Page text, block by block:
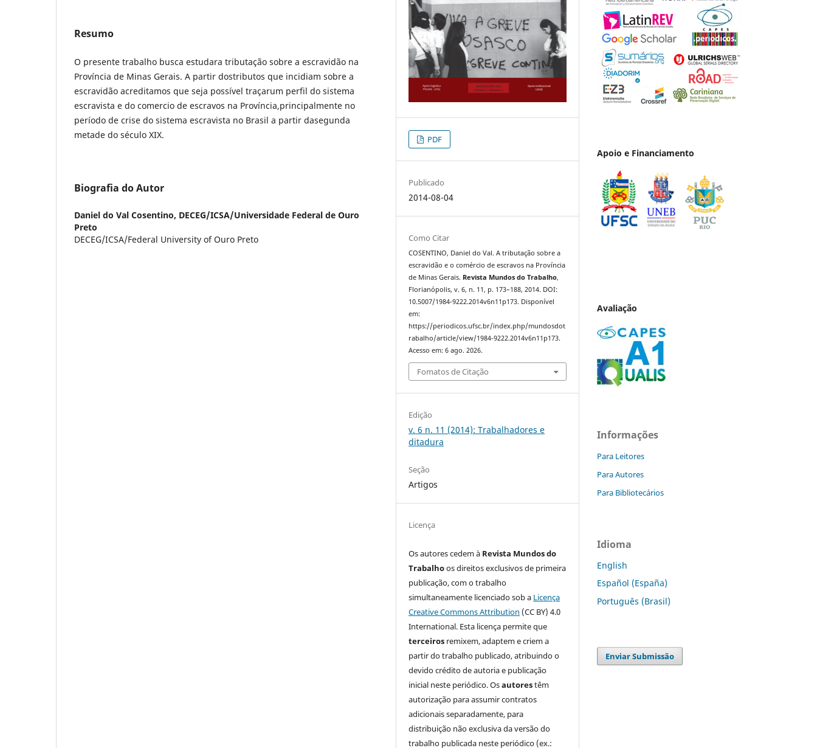
Resumo
O presente trabalho busca estudara tributação sobre a escravidão na
Província de Minas Gerais. A partir dostributos que incidiam sobre a
escravidão acreditamos que seja possível traçarum perfil do sistema
escravista e do comercio de escravos na Província,principalmente no
período de crise do sistema escravista no Brasil a partir dasegunda
metade do século XIX.
Biografia do Autor
Daniel do Val Cosentino, DECEG/ICSA/Universidade Federal de Ouro
Preto
DECEG/ICSA/Federal University of Ouro Preto
PDF
Publicado
2014-08-04
Como Citar
COSENTINO, Daniel do Val. A tributação sobre a
escravidão e o comércio de escravos na Província
de Minas Gerais. Revista Mundos do Trabalho,
Florianópolis, v. 6, n. 11, p. 173–188, 2014. DOI:
10.5007/1984-9222.2014v6n11p173. Disponível
em:
https://periodicos.ufsc.br/index.php/mundosdot
rabalho/article/view/1984-9222.2014v6n11p173.
Acesso em: 6 ago. 2026.
Fomatos de Citação
Edição
v. 6 n. 11 (2014): Trabalhadores e
ditadura
Seção
Artigos
Licença
Os autores cedem à Revista Mundos do
Trabalhoos direitos exclusivos de primeira
publicação, com o trabalho
simultaneamente licenciado sob a Licença
Creative Commons Attribution (CC BY) 4.0
International. Esta licença permite que
terceiros remixem, adaptem e criem a
partir do trabalho publicado, atribuindo o
devido crédito de autoria e publicação
inicial neste periódico. Osautorestêm
autorização para assumir contratos
adicionais separadamente, para
distribuição não exclusiva da versão do
trabalho publicada neste periódico (ex.:
Apoio e Financiamento
Avaliação
Informações
Para Leitores
Para Autores
Para Bibliotecários
Idioma
English
Español (España)
Português (Brasil)
Enviar Submissão